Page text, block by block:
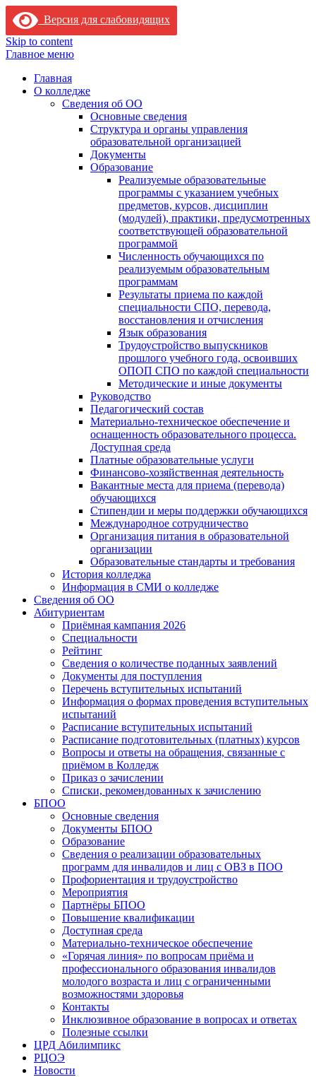
Версия для слабовидящих
Skip to content
Главное меню
Главная
О колледже
Сведения об ОО
Основные сведения
Структура и органы управления
образовательной организацией
Документы
Образование
Реализуемые образовательные
программы с указанием учебных
предметов, курсов, дисциплин
(модулей), практики, предусмотренных
соответствующей образовательной
программой
Численность обучающихся по
реализуемым образовательным
программам
Результаты приема по каждой
специальности СПО, перевода,
восстановления и отчисления
Язык образования
Трудоустройство выпускников
прошлого учебного года, освоивших
ОПОП СПО по каждой специальности
Методические и иные документы
Руководство
Педагогический состав
Материально-техническое обеспечение и
оснащенность образовательного процесса.
Доступная среда
Платные образовательные услуги
Финансово-хозяйственная деятельность
Вакантные места для приема (перевода)
обучающихся
Стипендии и меры поддержки обучающихся
Международное сотрудничество
Организация питания в образовательной
организации
Образовательные стандарты и требования
История колледжа
Информация в СМИ о колледже
Сведения об ОО
Абитуриентам
Приёмная кампания 2026
Специальности
Рейтинг
Сведения о количестве поданных заявлений
Документы для поступления
Перечень вступительных испытаний
Информация о формах проведения вступительных
испытаний
Расписание вступительных испытаний
Расписание подготовительных (платных) курсов
Вопросы и ответы на обращения, связанные с
приёмом в Колледж
Приказ о зачислении
Списки, рекомендованных к зачислению
БПОО
Основные сведения
Документы БПОО
Образование
Сведения о реализации образовательных
программ для инвалидов и лиц с ОВЗ в ПОО
Профориентация и трудоустройство
Мероприятия
Партнёры БПОО
Повышение квалификации
Доступная среда
Материально-техническое обеспечение
«Горячая линия» по вопросам приёма и
профессионального образования инвалидов
молодого возраста и лиц с ограниченными
возможностями здоровья
Контакты
Инклюзивное образование в вопросах и ответах
Полезные ссылки
ЦРД Абилимпикс
РЦОЭ
Новости